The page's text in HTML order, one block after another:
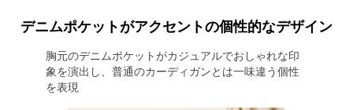
デニムポケットがアクセントの個性的なデザイン
胸元のデニムポケットがカジュアルでおしゃれな印
象を演出し、普通のカーディガンとは一味違う個性
を表現